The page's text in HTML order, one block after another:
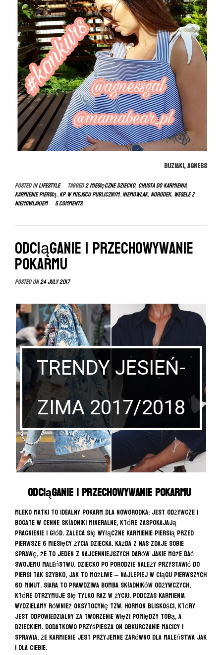
Buziaki, Agness
Posted inLIFESTYLE Tagged2 miesięczne dziecko,chusta do karmienia,
karmienie piersią,kp w miejscu publicznym,niemowlak,norodek,wesele z
niemowlakiem
5 Comments
Odciąganie i przechowywanie
pokarmu
Posted on24 July 2017
JESIEŃ-
2018
Sprawdź
Odciąganie i przechowywanie pokarmu
Mleko matki to idealny pokarm dla noworodka: jest odżywcze i
bogate w cenne składniki mineralne, które zaspokajają
pragnienie i głód. Zaleca się wyłączne karmienie piersią przed
pierwsze 6 miesięcy życia dziecka. Każda z nas zdaje sobie
sprawę, że to jeden z najcenniejszych darów jakie może dać
swojemu maleństwu. Dziecko po porodzie należy przystawić do
piersi tak szybko, jak to możliwe – najlepiej w ciągu pierwszych
60 minut. Siara to prawdziwa bomba składników odżywczych,
które otrzymuje się tylko raz w życiu. Podczas karmienia
wydzielamy również oksytocynę tzw. hormon bliskości, który
jest odpowiedzialny za tworzenie więzi pomiędzy Tobą, a
dzieckiem. Dodatkowo przyśpiesza on obkurczanie macicy i
sprawia, że karmienie jest przyjemne zarówno dla maleństwa jak
i dla Ciebie.